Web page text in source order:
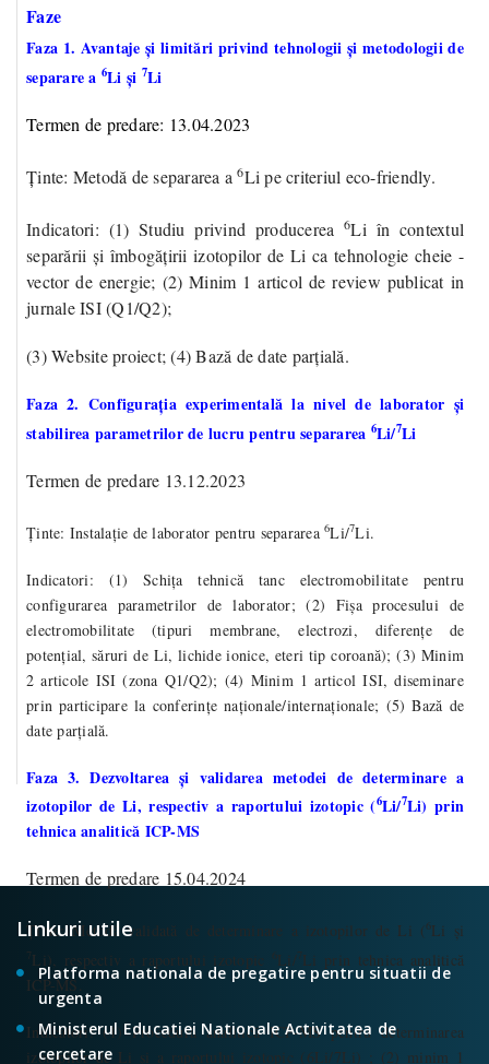
Faze
Faza 1. Avantaje și limitări privind tehnologii și metodologii de
separare a 6Li și 7Li
Termen de predare: 13.04.2023
Ținte: Metodă de separarea a6Li pe criteriul eco-friendly.
Indicatori: (1) Studiu privind producerea 6Li în contextul
separării și îmbogățirii izotopilor de Li ca tehnologie cheie -
vector de energie; (2) Minim 1 articol de review publicat in
jurnale ISI (Q1/Q2);
(3) Website proiect; (4) Bază de date parțială.
Faza 2. Configurația experimentală la nivel de laborator și
stabilirea parametrilor de lucru pentru separarea 6Li/7Li
Termen de predare 13.12.2023
Ținte: Instalație de laborator pentru separarea 6Li/7Li.
Indicatori: (1) Schița tehnică tanc electromobilitate pentru
configurarea parametrilor de laborator; (2) Fișa procesului de
electromobilitate (tipuri membrane, electrozi, diferențe de
potențial, săruri de Li, lichide ionice, eteri tip coroană); (3) Minim
2 articole ISI (zona Q1/Q2); (4) Minim 1 articol ISI, diseminare
prin participare la conferințe naționale/internaționale; (5) Bază de
date parțială.
Faza 3. Dezvoltarea și validarea metodei de determinare a
izotopilor de Li, respectiv a raportului izotopic (6Li/7Li) prin
tehnica analitică ICP-MS
Termen de predare 15.04.2024
Ținte: Metodă validată de determinare a izotopilor de Li ( 6Li și
7Li), respectiv a raportului izotopic Li/ Li prin tehnica analitică
ICP-MS.
Indicatori: (1) Procedură analitică ICP-MS pentru determinarea
izotopilor de Li și a raportului izotopic (6Li/7Li) ; (2) minim 1
Linkuri utile
Platforma nationala de pregatire pentru situatii de
urgenta
Ministerul Educatiei Nationale Activitatea de
cercetare